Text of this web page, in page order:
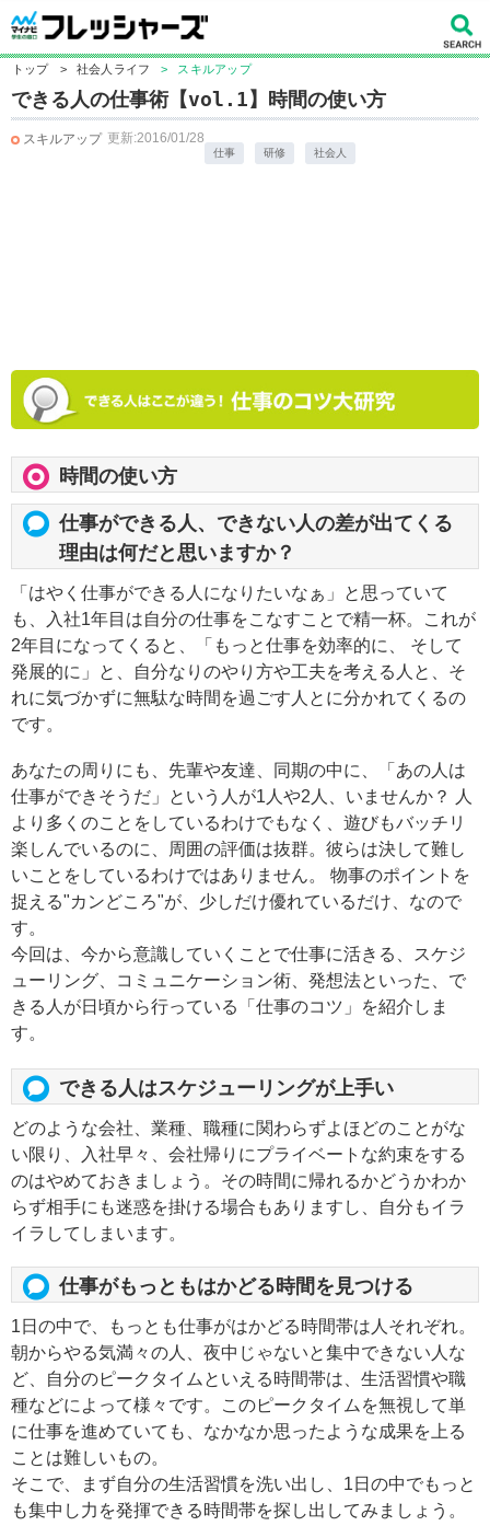
トップ > 社会人ライフ > スキルアップ
できる人の仕事術【vol.1】時間の使い方
スキルアップ 更新:2016/01/28
仕事 研修 社会人
時間の使い方
仕事ができる人、できない人の差が出てくる
理由は何だと思いますか？
「はやく仕事ができる人になりたいなぁ」と思っていて
も、入社1年目は自分の仕事をこなすことで精一杯。これが
2年目になってくると、「もっと仕事を効率的に、 そして
発展的に」と、自分なりのやり方や工夫を考える人と、そ
れに気づかずに無駄な時間を過ごす人とに分かれてくるの
です。
あなたの周りにも、先輩や友達、同期の中に、「あの人は
仕事ができそうだ」という人が1人や2人、いませんか？ 人
より多くのことをしているわけでもなく、遊びもバッチリ
楽しんでいるのに、周囲の評価は抜群。彼らは決して難し
いことをしているわけではありません。 物事のポイントを
捉える"カンどころ"が、少しだけ優れているだけ、なので
す。
今回は、今から意識していくことで仕事に活きる、スケジ
ューリング、コミュニケーション術、発想法といった、で
きる人が日頃から行っている「仕事のコツ」を紹介しま
す。
できる人はスケジューリングが上手い
どのような会社、業種、職種に関わらずよほどのことがな
い限り、入社早々、会社帰りにプライベートな約束をする
のはやめておきましょう。その時間に帰れるかどうかわか
らず相手にも迷惑を掛ける場合もありますし、自分もイラ
イラしてしまいます。
仕事がもっともはかどる時間を見つける
1日の中で、もっとも仕事がはかどる時間帯は人それぞれ。
朝からやる気満々の人、夜中じゃないと集中できない人な
ど、自分のピークタイムといえる時間帯は、生活習慣や職
種などによって様々です。このピークタイムを無視して単
に仕事を進めていても、なかなか思ったような成果を上る
ことは難しいもの。
そこで、まず自分の生活習慣を洗い出し、1日の中でもっと
も集中し力を発揮できる時間帯を探し出してみましょう。